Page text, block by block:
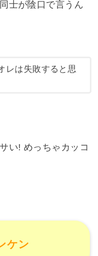
士が陰口で言うん
レは失敗すると思
い! めっちゃカッコ
ケン